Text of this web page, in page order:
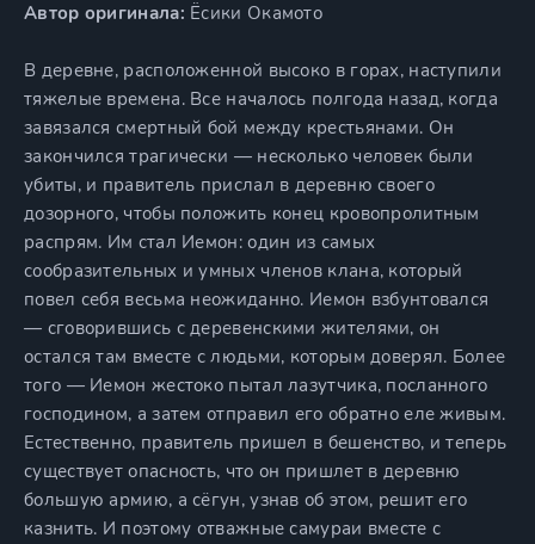
Автор оригинала: Ёсики Окамото
В деревне, расположенной высоко в горах, наступили
тяжелые времена. Все началось полгода назад, когда
завязался смертный бой между крестьянами. Он
закончился трагически — несколько человек были
убиты, и правитель прислал в деревню своего
дозорного, чтобы положить конец кровопролитным
распрям. Им стал Иемон: один из самых
сообразительных и умных членов клана, который
повел себя весьма неожиданно. Иемон взбунтовался
— сговорившись с деревенскими жителями, он
остался там вместе с людьми, которым доверял. Более
того — Иемон жестоко пытал лазутчика, посланного
господином, а затем отправил его обратно еле живым.
Естественно, правитель пришел в бешенство, и теперь
существует опасность, что он пришлет в деревню
большую армию, а сёгун, узнав об этом, решит его
казнить. И поэтому отважные самураи вместе с